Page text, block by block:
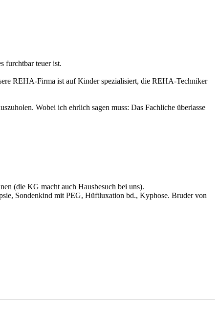
furchtbar teuer ist.
REHA-Firma ist auf Kinder spezialisiert, die REHA-Techniker
Wobei ich ehrlich sagen muss: Das Fachliche überlasse
(die KG macht auch Hausbesuch bei uns).
Sondenkind mit PEG, Hüftluxation bd., Kyphose. Bruder von